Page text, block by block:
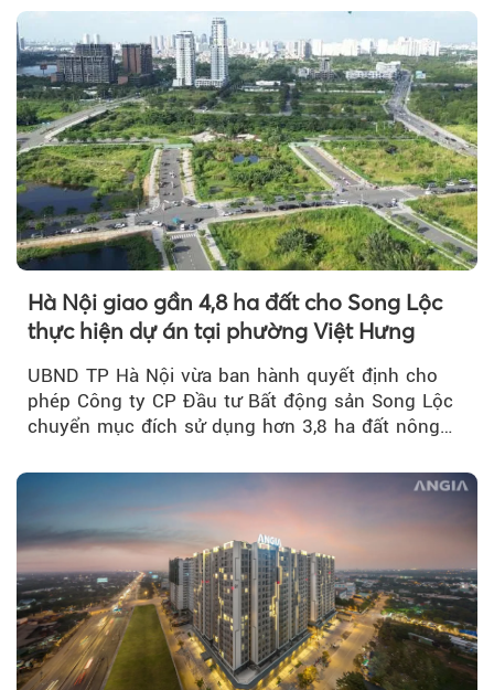
Hà Nội giao gần 4,8 ha đất cho Song Lộc
thực hiện dự án tại phường Việt Hưng
UBND TP Hà Nội vừa ban hành quyết định cho
phép Công ty CP Đầu tư Bất động sản Song Lộc
chuyển mục đích sử dụng hơn 3,8 ha đất nông